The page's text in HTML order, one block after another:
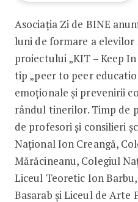
110 liceeni
Asociația Zi de BINE
luni de formare a
proiectului „KIT – Keep
tip „peer to peer
emoționale și prevenirii
rândul tinerilor. Timp de
de profesori și consilieri
Național Ion Creangă,
Mărăcineanu, Colegiul
Liceul Teoretic Ion
Basarab și Liceul de Arte